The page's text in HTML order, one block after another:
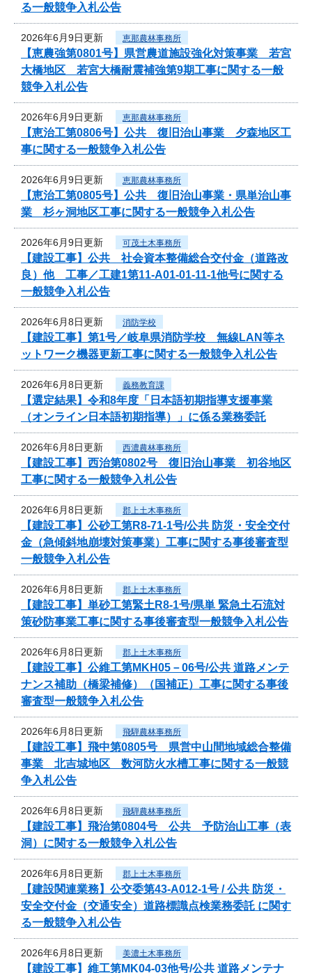
る一般競争入札公告
2026年6月9日更新 恵那農林事務所
【恵農強第0801号】県営農道施設強化対策事業 若宮
大橋地区 若宮大橋耐震補強第9期工事に関する一般
競争入札公告
2026年6月9日更新 恵那農林事務所
【恵治工第0806号】公共 復旧治山事業 夕森地区工
事に関する一般競争入札公告
2026年6月9日更新 恵那農林事務所
【恵治工第0805号】公共 復旧治山事業・県単治山事
業 杉ヶ洞地区工事に関する一般競争入札公告
2026年6月9日更新 可茂土木事務所
【建設工事】公共 社会資本整備総合交付金（道路改
良）他 工事／工建1第11-A01-01-11-1他号に関する
一般競争入札公告
2026年6月8日更新 消防学校
【建設工事】第1号／岐阜県消防学校 無線LAN等ネ
ットワーク機器更新工事に関する一般競争入札公告
2026年6月8日更新 義務教育課
【選定結果】令和8年度「日本語初期指導支援事業
（オンライン日本語初期指導）」に係る業務委託
2026年6月8日更新 西濃農林事務所
【建設工事】西治第0802号 復旧治山事業 初谷地区
工事に関する一般競争入札公告
2026年6月8日更新 郡上土木事務所
【建設工事】公砂工第R8-71-1号/公共 防災・安全交付
金（急傾斜地崩壊対策事業）工事に関する事後審査型
一般競争入札公告
2026年6月8日更新 郡上土木事務所
【建設工事】単砂工第緊土R8-1号/県単 緊急土石流対
策砂防事業工事に関する事後審査型一般競争入札公告
2026年6月8日更新 郡上土木事務所
【建設工事】公維工第MKH05－06号/公共 道路メンテ
ナンス補助（橋梁補修）（国補正）工事に関する事後
審査型一般競争入札公告
2026年6月8日更新 飛騨農林事務所
【建設工事】飛中第0805号 県営中山間地域総合整備
事業 北吉城地区 数河防火水槽工事に関する一般競
争入札公告
2026年6月8日更新 飛騨農林事務所
【建設工事】飛治第0804号 公共 予防治山工事（表
洞）に関する一般競争入札公告
2026年6月8日更新 郡上土木事務所
【建設関連業務】公交委第43-A012-1号 / 公共 防災・
安全交付金（交通安全）道路標識点検業務委託 に関す
る一般競争入札公告
2026年6月8日更新 美濃土木事務所
【建設工事】維工第MK04-03他号/公共 道路メンテナ